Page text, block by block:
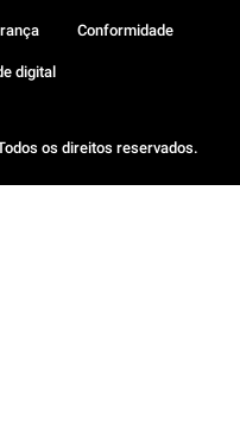
os direitos reservados.
Conformidade
digital